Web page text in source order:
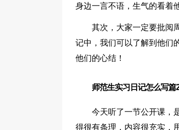
身边一言不语，生气的看着
其次，大家一定要批阅
记中，我们可以了解到他们
他们的心结！
师范生实习日记怎么写篇
今天听了一节公开课，
得很有条理，内容很充实，